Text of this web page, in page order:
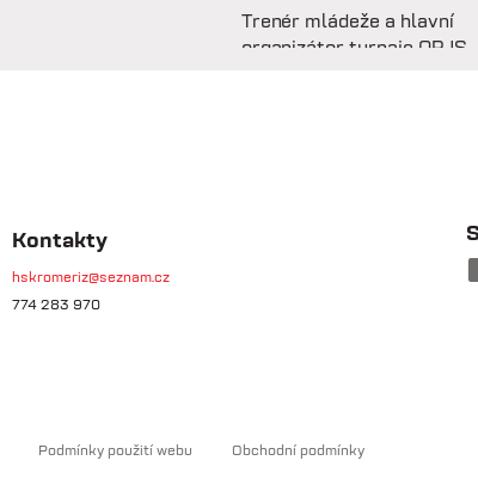
Trenér mládeže a hlavní
organizátor turnaje OPJS
úspěchy je nejvíce pyšný a
Kontakty
hskromeriz@seznam.cz
774 283 970
Podmínky použití webu Obchodní podmínky